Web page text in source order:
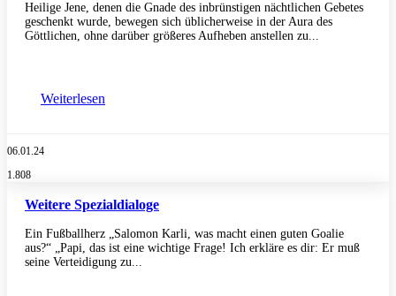
Heilige Jene, denen die Gnade des inbrünstigen nächtlichen Gebetes
geschenkt wurde, bewegen sich üblicherweise in der Aura des
Göttlichen, ohne darüber größeres Aufheben anstellen zu...
Weiterlesen
06.01.24
1.808
Weitere Spezialdialoge
Ein Fußballherz „Salomon Karli, was macht einen guten Goalie
aus?“ „Papi, das ist eine wichtige Frage! Ich erkläre es dir: Er muß
seine Verteidigung zu...